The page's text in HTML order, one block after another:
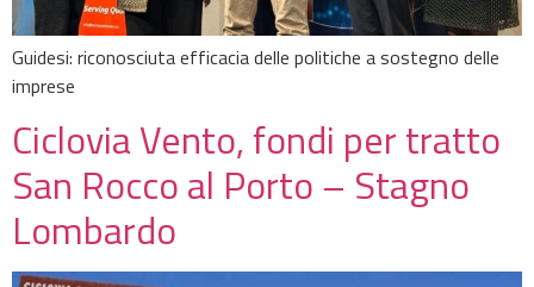
Guidesi: riconosciuta efficacia delle politiche a sostegno delle
imprese
Ciclovia Vento, fondi per tratto
San Rocco al Porto – Stagno
Lombardo